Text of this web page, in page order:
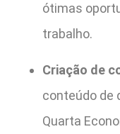
ótimas
trabalho.
Criação de
conteúdo de
Quarta